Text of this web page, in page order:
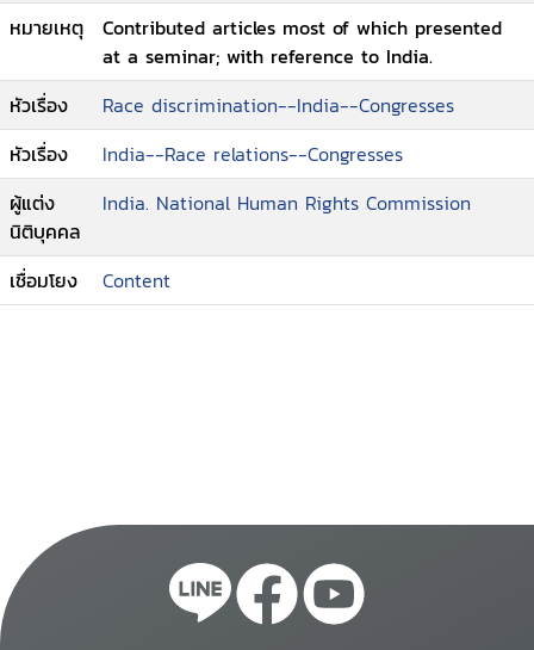
หมายเหตุ
Contributed articles most of which presented
at a seminar; with reference to India.
หัวเรื่อง
Race discrimination--India--Congresses
หัวเรื่อง
India--Race relations--Congresses
ผู้แต่ง
นิติบุคคล
India. National Human Rights Commission
เชื่อมโยง Content